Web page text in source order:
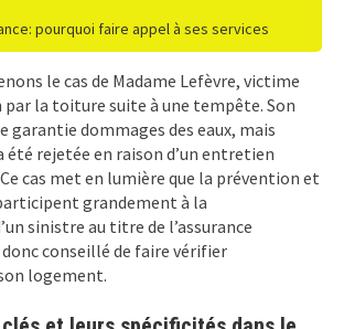
pourquoi faire appel à ses services
le cas de Madame Lefèvre, victime
la toiture suite à une tempête. Son
dommages des eaux, mais
été rejetée en raison d’un entretien
cas met en lumière que la prévention et
grandement à la
sinistre au titre de l’assurance
conseillé de faire vérifier
logement.